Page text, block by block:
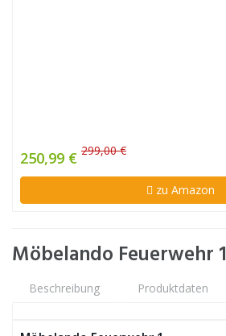
250,99 € 299,00 €
zu Amazon
Möbelando Feuerwehr 1
Beschreibung Produktdaten